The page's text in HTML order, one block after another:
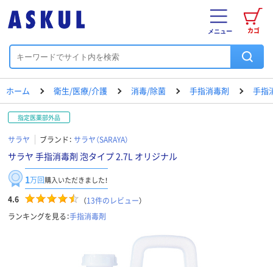
カゴ
メニュー
ホーム 衛生/医療/介護 消毒/除菌 手指消毒剤 手指
指定医薬部外品
サラヤ ブランド： サラヤ（SARAYA）
サラヤ 手指消毒剤 泡タイプ 2.7L オリジナル
1万回購入いただきました！
4.6 （13件のレビュー）
ランキングを見る：手指消毒剤